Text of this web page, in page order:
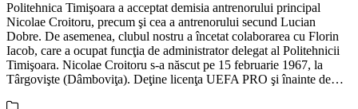
Politehnica Timişoara a acceptat demisia antrenorului principal
Nicolae Croitoru, precum şi cea a antrenorului secund Lucian
Dobre. De asemenea, clubul nostru a încetat colaborarea cu Florin
Iacob, care a ocupat funcţia de administrator delegat al Politehnicii
Timişoara. Nicolae Croitoru s-a născut pe 15 februarie 1967, la
Târgovişte (Dâmboviţa). Deţine licenţa UEFA PRO şi înainte de…